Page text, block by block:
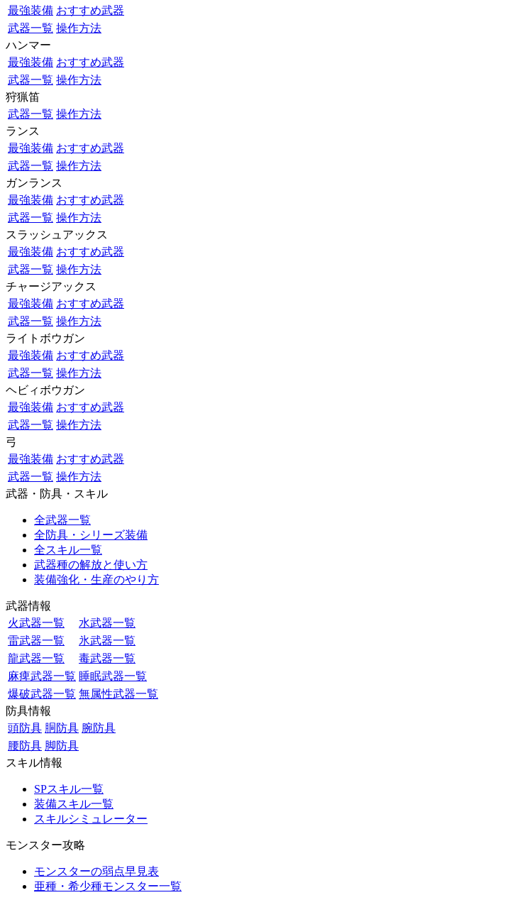
最強装備 おすすめ武器
武器一覧 操作方法
ハンマー
最強装備 おすすめ武器
武器一覧 操作方法
狩猟笛
武器一覧 操作方法
ランス
最強装備 おすすめ武器
武器一覧 操作方法
ガンランス
最強装備 おすすめ武器
武器一覧 操作方法
スラッシュアックス
最強装備 おすすめ武器
武器一覧 操作方法
チャージアックス
最強装備 おすすめ武器
武器一覧 操作方法
ライトボウガン
最強装備 おすすめ武器
武器一覧 操作方法
ヘビィボウガン
最強装備 おすすめ武器
武器一覧 操作方法
弓
最強装備 おすすめ武器
武器一覧 操作方法
武器・防具・スキル
全武器一覧
全防具・シリーズ装備
全スキル一覧
武器種の解放と使い方
装備強化・生産のやり方
武器情報
火武器一覧
水武器一覧
雷武器一覧
氷武器一覧
龍武器一覧
毒武器一覧
麻痺武器一覧 睡眠武器一覧
爆破武器一覧 無属性武器一覧
防具情報
頭防具 胴防具 腕防具
腰防具 脚防具
スキル情報
SPスキル一覧
装備スキル一覧
スキルシミュレーター
モンスター攻略
モンスターの弱点早見表
亜種・希少種モンスター一覧